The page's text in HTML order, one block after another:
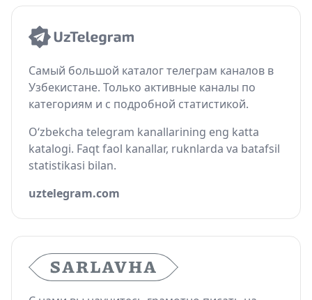
Самый большой каталог телеграм каналов в
Узбекистане. Только активные каналы по
категориям и с подробной статистикой.
O‘zbekcha telegram kanallarining eng katta
katalogi. Faqt faol kanallar, ruknlarda va batafsil
statistikasi bilan.
uztelegram.com